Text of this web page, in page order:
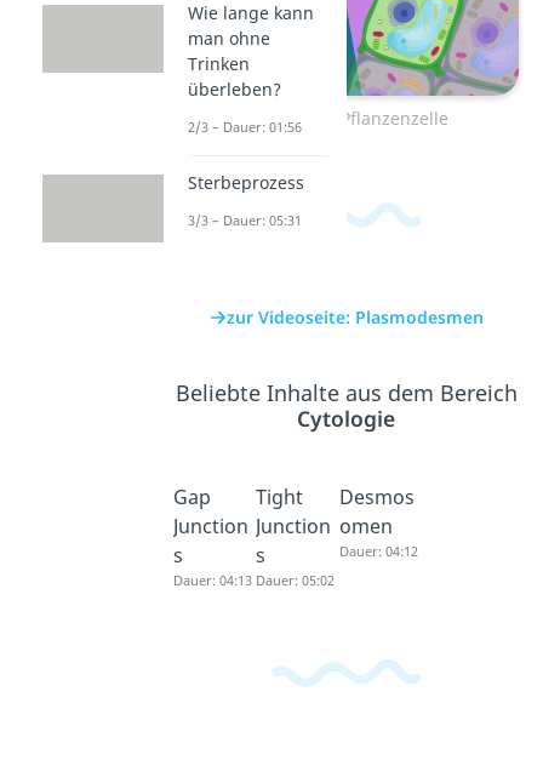
Zum Video: Pflanzenzelle
zur Videoseite: Plasmodesmen
Beliebte Inhalte aus dem Bereich
Cytologie
Gap
Junction
s
Dauer: 04:13
Tight
Junction
s
Dauer: 05:02
Desmos
omen
Dauer: 04:12
Wie lange kann
man ohne
Trinken
überleben?
2/3 – Dauer: 01:56
Sterbeprozess
3/3 – Dauer: 05:31